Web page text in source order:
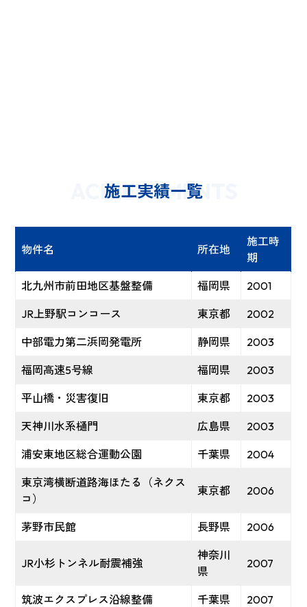
施工実績一覧
ACHIEVEMENTS
物件名 所在地
施工時
期
北九州市前田地区基盤整備 福岡県 2001
JR上野駅コンコース 東京都 2002
中部電力第二浜岡発電所 静岡県 2003
福岡高速5号線 福岡県 2003
平山橋・災害復旧 東京都 2003
天神川水系樋門 広島県 2003
浦安東地区総合運動公園 千葉県 2004
東京湾横断道路海ほたる（ネクス
コ）
東京都 2006
茅野市民館 長野県 2006
JR小杉トンネル耐震補強
神奈川
県
2007
筑波エクスプレス沿線整備 千葉県 2007